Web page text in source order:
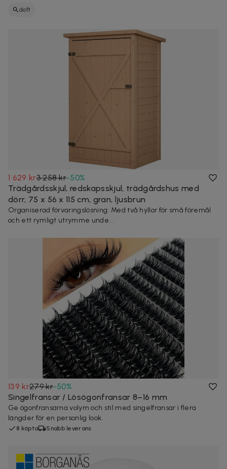
doft
1 629 kr3 258 kr-50%
Trädgårdsskjul, redskapsskjul, trädgårdshus med
dörr, 75 x 56 x 115 cm, gran, ljusbrun
Organiserad förvaringslösning: Med två hyllor för små föremål
och ett rymligt utrymme unde...
139 kr279 kr-50%
Singelfransar / Lösögonfransar 8–16 mm
Ge ögonfransarna volym och stil med singelfransar i flera
längder för en personlig look.
8 köpta Snabb leverans